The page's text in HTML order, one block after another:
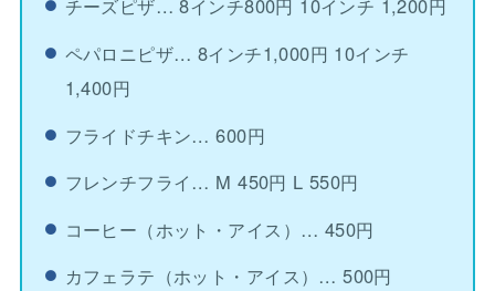
チーズピザ… 8インチ800円 10インチ 1,200円
ペパロニピザ… 8インチ1,000円 10インチ
1,400円
フライドチキン… 600円
フレンチフライ… M 450円 L 550円
コーヒー（ホット・アイス）… 450円
カフェラテ（ホット・アイス）… 500円